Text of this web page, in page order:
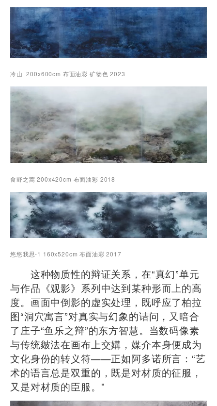
冷山 200x600cm 布面油彩 矿物色 2023
食野之蒿 200x420cm 布面油彩 2018
悠悠我思-1 160x520cm 布面油彩 2017
这种物质性的辩证关系，在“真幻”单元
与作品《观影》系列中达到某种形而上的高
度。画面中倒影的虚实处理，既呼应了柏拉
图“洞穴寓言”对真实与幻象的诘问，又暗合
了庄子“鱼乐之辩”的东方智慧。当数码像素
与传统皴法在画布上交媾，媒介本身便成为
文化身份的转义符——正如阿多诺所言：“艺
术的语言总是双重的，既是对材质的征服，
又是对材质的臣服。”